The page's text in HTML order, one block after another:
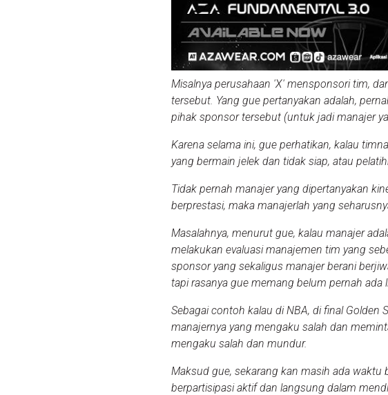
Misalnya perusahaan 'X' mensponsori tim,
tersebut. Yang gue pertanyakan adalah,
pihak sponsor tersebut (untuk jadi manajer
Karena selama ini, gue perhatikan, kalau
yang bermain jelek dan tidak siap, atau
Tidak pernah manajer yang dipertanyakan
berprestasi, maka manajerlah yang
Masalahnya, menurut gue, kalau manajer
melakukan evaluasi manajemen tim yang
sponsor yang sekaligus manajer berani
tapi rasanya gue memang belum pernah ada
Sebagai contoh kalau di NBA, di final Golden
manajernya yang mengaku salah dan
mengaku salah dan mundur.
Maksud gue, sekarang kan masih ada waktu
berpartisipasi aktif dan langsung dalam